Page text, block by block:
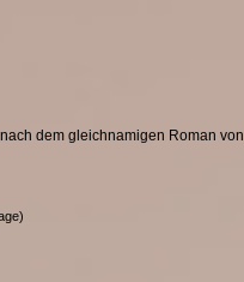
dem gleichnamigen Roman von